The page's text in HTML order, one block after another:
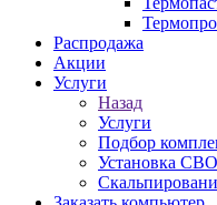
Распродажа
Акции
Услуги
Назад
Услуги
Подбор
Установка СВО